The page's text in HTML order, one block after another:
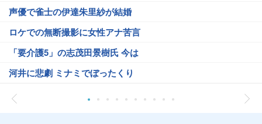
声優で雀士の伊達朱里紗が結婚
ロケでの無断撮影に女性アナ苦言
「要介護5」の志茂田景樹氏 今は
河井に悲劇 ミナミでぼったくり